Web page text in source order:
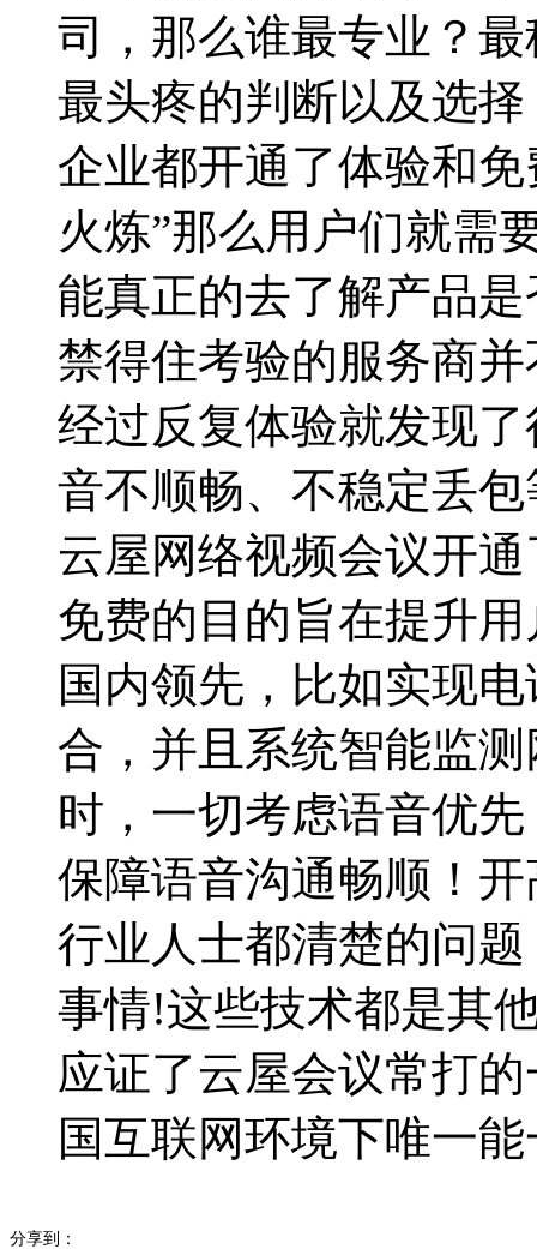
司，那么谁最专业？
最头疼的判断以及选
企业都开通了体验和
火炼”那么用户们就需
能真正的去了解产品
禁得住考验的服务商
经过反复体验就发现
音不顺畅、不稳定丢
云屋网络视频会议开
免费的目的旨在提升
国内领先，比如实现
合，并且系统智能监
时，一切考虑语音优
保障语音沟通畅顺！
行业人士都清楚的问
事情!这些技术都是其
应证了云屋会议常打
国互联网环境下唯一
分享到：